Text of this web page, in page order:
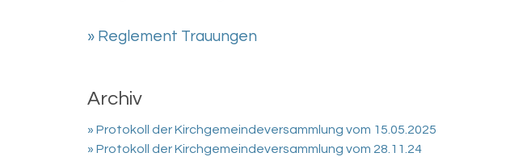
» Reglement Trauungen
Archiv
» Protokoll der Kirchgemeindeversammlung vom 15.05.2025
» Protokoll der Kirchgemeindeversammlung vom 28.11.24